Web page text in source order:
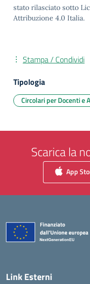
stato rilasciato sotto
Attribuzione 4.0 Italia.
Stampa / Condividi
Tipologia
Circolari per Docenti e
Scarica la
App
Link Esterni